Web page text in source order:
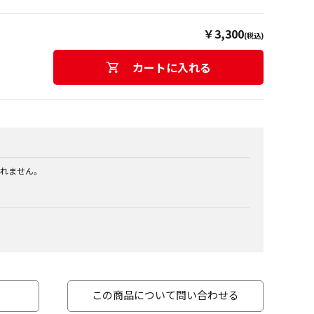
￥3,300(税込)
カートに入れる
ません。
この商品について問い合わせる